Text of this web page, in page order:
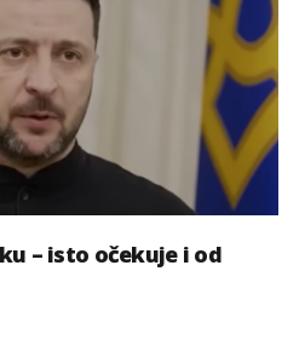
– isto očekuje i od